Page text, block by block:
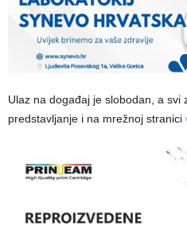
Ulaz na događaj je slobodan, a svi
predstavljanje i na mrežnoj stranici